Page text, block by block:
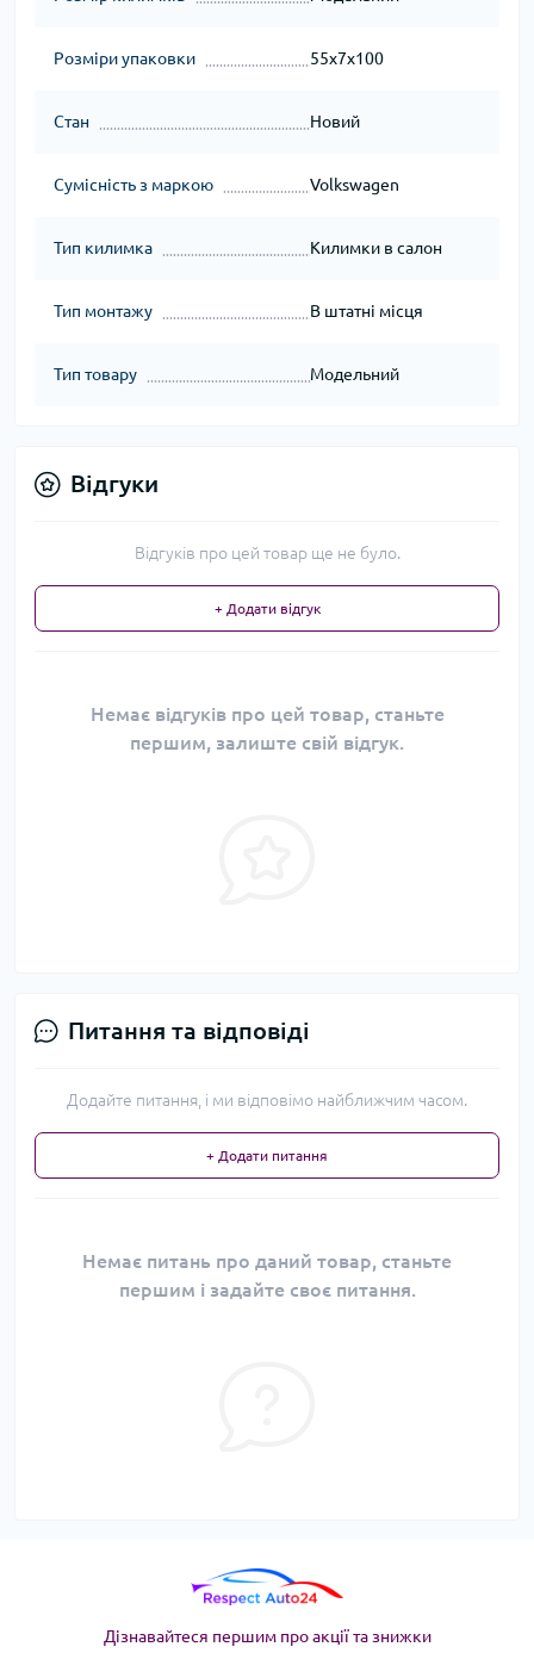
Розміри упаковки 55x7x100
Стан Новий
Сумісність з маркою Volkswagen
Тип килимка Килимки в салон
Тип монтажу В штатні місця
Тип товару Модельний
Відгуки
Відгуків про цей товар ще не було.
+ Додати відгук
Немає відгуків про цей товар, станьте
першим, залиште свій відгук.
Питання та відповіді
Додайте питання, і ми відповімо найближчим часом.
+ Додати питання
Немає питань про даний товар, станьте
першим і задайте своє питання.
Дізнавайтеся першим про акції та знижки